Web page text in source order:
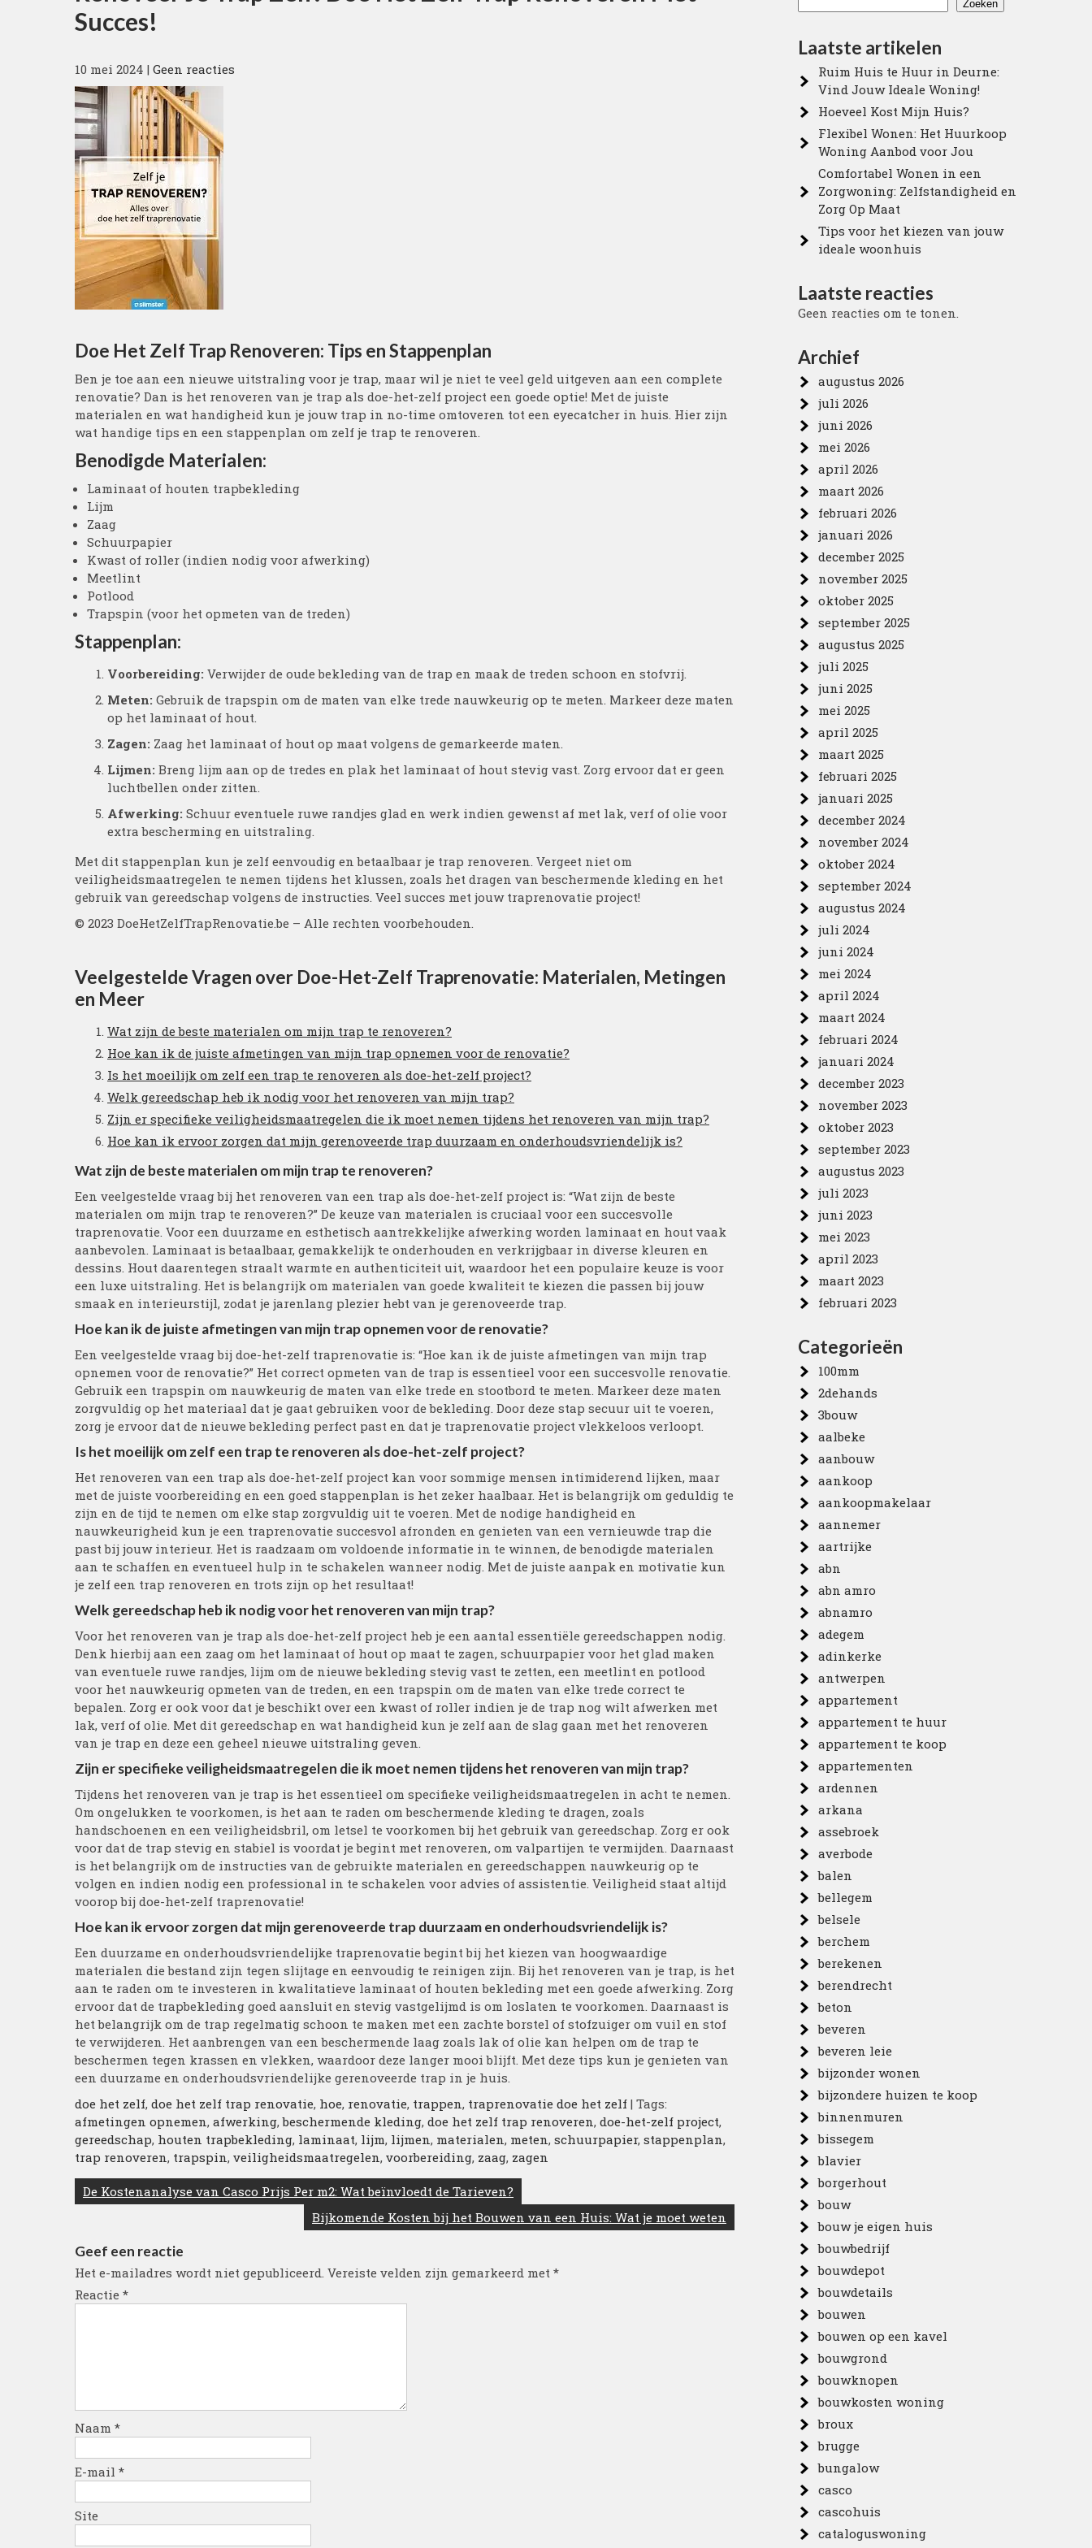
Succes!
10 mei 2024 | Geen reacties
Doe Het Zelf Trap Renoveren: Tips en Stappenplan
Ben je toe aan een nieuwe uitstraling voor je trap, maar wil je niet te veel geld uitgeven aan een complete
renovatie? Dan is het renoveren van je trap als doe-het-zelf project een goede optie! Met de juiste
materialen en wat handigheid kun je jouw trap in no-time omtoveren tot een eyecatcher in huis. Hier zijn
wat handige tips en een stappenplan om zelf je trap te renoveren.
Benodigde Materialen:
Laminaat of houten trapbekleding
Lijm
Zaag
Schuurpapier
Kwast of roller (indien nodig voor afwerking)
Meetlint
Potlood
Trapspin (voor het opmeten van de treden)
Stappenplan:
Voorbereiding: Verwijder de oude bekleding van de trap en maak de treden schoon en stofvrij.
Meten: Gebruik de trapspin om de maten van elke trede nauwkeurig op te meten. Markeer deze maten
op het laminaat of hout.
Zagen: Zaag het laminaat of hout op maat volgens de gemarkeerde maten.
Lijmen: Breng lijm aan op de tredes en plak het laminaat of hout stevig vast. Zorg ervoor dat er geen
luchtbellen onder zitten.
Afwerking: Schuur eventuele ruwe randjes glad en werk indien gewenst af met lak, verf of olie voor
extra bescherming en uitstraling.
Met dit stappenplan kun je zelf eenvoudig en betaalbaar je trap renoveren. Vergeet niet om
veiligheidsmaatregelen te nemen tijdens het klussen, zoals het dragen van beschermende kleding en het
gebruik van gereedschap volgens de instructies. Veel succes met jouw traprenovatie project!
© 2023 DoeHetZelfTrapRenovatie.be – Alle rechten voorbehouden.
Veelgestelde Vragen over Doe-Het-Zelf Traprenovatie: Materialen, Metingen
en Meer
Wat zijn de beste materialen om mijn trap te renoveren?
Hoe kan ik de juiste afmetingen van mijn trap opnemen voor de renovatie?
Is het moeilijk om zelf een trap te renoveren als doe-het-zelf project?
Welk gereedschap heb ik nodig voor het renoveren van mijn trap?
Zijn er specifieke veiligheidsmaatregelen die ik moet nemen tijdens het renoveren van mijn trap?
Hoe kan ik ervoor zorgen dat mijn gerenoveerde trap duurzaam en onderhoudsvriendelijk is?
Wat zijn de beste materialen om mijn trap te renoveren?
Een veelgestelde vraag bij het renoveren van een trap als doe-het-zelf project is: “Wat zijn de beste
materialen om mijn trap te renoveren?” De keuze van materialen is cruciaal voor een succesvolle
traprenovatie. Voor een duurzame en esthetisch aantrekkelijke afwerking worden laminaat en hout vaak
aanbevolen. Laminaat is betaalbaar, gemakkelijk te onderhouden en verkrijgbaar in diverse kleuren en
dessins. Hout daarentegen straalt warmte en authenticiteit uit, waardoor het een populaire keuze is voor
een luxe uitstraling. Het is belangrijk om materialen van goede kwaliteit te kiezen die passen bij jouw
smaak en interieurstijl, zodat je jarenlang plezier hebt van je gerenoveerde trap.
Hoe kan ik de juiste afmetingen van mijn trap opnemen voor de renovatie?
Een veelgestelde vraag bij doe-het-zelf traprenovatie is: “Hoe kan ik de juiste afmetingen van mijn trap
opnemen voor de renovatie?” Het correct opmeten van de trap is essentieel voor een succesvolle renovatie.
Gebruik een trapspin om nauwkeurig de maten van elke trede en stootbord te meten. Markeer deze maten
zorgvuldig op het materiaal dat je gaat gebruiken voor de bekleding. Door deze stap secuur uit te voeren,
zorg je ervoor dat de nieuwe bekleding perfect past en dat je traprenovatie project vlekkeloos verloopt.
Is het moeilijk om zelf een trap te renoveren als doe-het-zelf project?
Het renoveren van een trap als doe-het-zelf project kan voor sommige mensen intimiderend lijken, maar
met de juiste voorbereiding en een goed stappenplan is het zeker haalbaar. Het is belangrijk om geduldig te
zijn en de tijd te nemen om elke stap zorgvuldig uit te voeren. Met de nodige handigheid en
nauwkeurigheid kun je een traprenovatie succesvol afronden en genieten van een vernieuwde trap die
past bij jouw interieur. Het is raadzaam om voldoende informatie in te winnen, de benodigde materialen
aan te schaffen en eventueel hulp in te schakelen wanneer nodig. Met de juiste aanpak en motivatie kun
je zelf een trap renoveren en trots zijn op het resultaat!
Welk gereedschap heb ik nodig voor het renoveren van mijn trap?
Voor het renoveren van je trap als doe-het-zelf project heb je een aantal essentiële gereedschappen nodig.
Denk hierbij aan een zaag om het laminaat of hout op maat te zagen, schuurpapier voor het glad maken
van eventuele ruwe randjes, lijm om de nieuwe bekleding stevig vast te zetten, een meetlint en potlood
voor het nauwkeurig opmeten van de treden, en een trapspin om de maten van elke trede correct te
bepalen. Zorg er ook voor dat je beschikt over een kwast of roller indien je de trap nog wilt afwerken met
lak, verf of olie. Met dit gereedschap en wat handigheid kun je zelf aan de slag gaan met het renoveren
van je trap en deze een geheel nieuwe uitstraling geven.
Zijn er specifieke veiligheidsmaatregelen die ik moet nemen tijdens het renoveren van mijn trap?
Tijdens het renoveren van je trap is het essentieel om specifieke veiligheidsmaatregelen in acht te nemen.
Om ongelukken te voorkomen, is het aan te raden om beschermende kleding te dragen, zoals
handschoenen en een veiligheidsbril, om letsel te voorkomen bij het gebruik van gereedschap. Zorg er ook
voor dat de trap stevig en stabiel is voordat je begint met renoveren, om valpartijen te vermijden. Daarnaast
is het belangrijk om de instructies van de gebruikte materialen en gereedschappen nauwkeurig op te
volgen en indien nodig een professional in te schakelen voor advies of assistentie. Veiligheid staat altijd
voorop bij doe-het-zelf traprenovatie!
Hoe kan ik ervoor zorgen dat mijn gerenoveerde trap duurzaam en onderhoudsvriendelijk is?
Een duurzame en onderhoudsvriendelijke traprenovatie begint bij het kiezen van hoogwaardige
materialen die bestand zijn tegen slijtage en eenvoudig te reinigen zijn. Bij het renoveren van je trap, is het
aan te raden om te investeren in kwalitatieve laminaat of houten bekleding met een goede afwerking. Zorg
ervoor dat de trapbekleding goed aansluit en stevig vastgelijmd is om loslaten te voorkomen. Daarnaast is
het belangrijk om de trap regelmatig schoon te maken met een zachte borstel of stofzuiger om vuil en stof
te verwijderen. Het aanbrengen van een beschermende laag zoals lak of olie kan helpen om de trap te
beschermen tegen krassen en vlekken, waardoor deze langer mooi blijft. Met deze tips kun je genieten van
een duurzame en onderhoudsvriendelijke gerenoveerde trap in je huis.
doe het zelf, doe het zelf trap renovatie, hoe, renovatie, trappen, traprenovatie doe het zelf | Tags:
afmetingen opnemen, afwerking,beschermende kleding, doe het zelf trap renoveren, doe-het-zelf project,
gereedschap, houten trapbekleding, laminaat, lijm, lijmen, materialen, meten, schuurpapier, stappenplan,
trap renoveren, trapspin, veiligheidsmaatregelen, voorbereiding, zaag, zagen
Berichtnavigatie
De Kostenanalyse van Casco Prijs Per m2: Wat beïnvloedt de Tarieven?
Bijkomende Kosten bij het Bouwen van een Huis: Wat je moet weten
Geef een reactie
Het e-mailadres wordt niet gepubliceerd. Vereiste velden zijn gemarkeerd met *
Reactie *
Naam *
E-mail *
Site
Zoeken
Laatste artikelen
Ruim Huis te Huur in Deurne:
Vind Jouw Ideale Woning!
Hoeveel Kost Mijn Huis?
Flexibel Wonen: Het Huurkoop
Woning Aanbod voor Jou
Comfortabel Wonen in een
Zorgwoning: Zelfstandigheid en
Zorg Op Maat
Tips voor het kiezen van jouw
ideale woonhuis
Laatste reacties
Geen reacties om te tonen.
Archief
augustus 2026
juli 2026
juni 2026
mei 2026
april 2026
maart 2026
februari 2026
januari 2026
december 2025
november 2025
oktober 2025
september 2025
augustus 2025
juli 2025
juni 2025
mei 2025
april 2025
maart 2025
februari 2025
januari 2025
december 2024
november 2024
oktober 2024
september 2024
augustus 2024
juli 2024
juni 2024
mei 2024
april 2024
maart 2024
februari 2024
januari 2024
december 2023
november 2023
oktober 2023
september 2023
augustus 2023
juli 2023
juni 2023
mei 2023
april 2023
maart 2023
februari 2023
Categorieën
100mm
2dehands
3bouw
aalbeke
aanbouw
aankoop
aankoopmakelaar
aannemer
aartrijke
abn
abn amro
abnamro
adegem
adinkerke
antwerpen
appartement
appartement te huur
appartement te koop
appartementen
ardennen
arkana
assebroek
averbode
balen
bellegem
belsele
berchem
berekenen
berendrecht
beton
beveren
beveren leie
bijzonder wonen
bijzondere huizen te koop
binnenmuren
bissegem
blavier
borgerhout
bouw
bouw je eigen huis
bouwbedrijf
bouwdepot
bouwdetails
bouwen
bouwen op een kavel
bouwgrond
bouwknopen
bouwkosten woning
broux
brugge
bungalow
casco
cascohuis
cataloguswoning